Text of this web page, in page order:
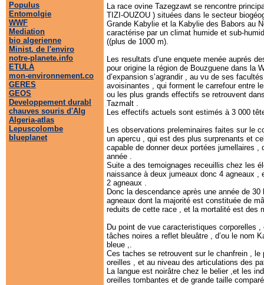
Populus
Entomolgie
WWF
Mediation
bio algerienne
Minist. de l'enviro
notre-planete.info
ETULA
mon-environnement.co
GERES
GEOS
Developpement durabl
chauves souris d'Alg
Algeria-atlas
Lepuscolombe
blueplanet
La race ovine Tazegzawt se rencontre
TIZI-OUZOU ) situées dans le secteur
Grande Kabylie et la Kabylie des Babors au
caractérise par un climat humide et sub-
((plus de 1000 m).
Les resultats d’une enquete menée auprés
pour origine la région de Bouzguene dans la
d’expansion s’agrandir , au vu de ses
avoisinantes , qui forment le carrefour entre
ou les plus grands effectifs se retrouvent
Tazmalt .
Les effectifs actuels sont estimés à 3 000
Les observations preleminaires faites sur le
un apercu , qui est des plus surprenants et
capable de donner deux portées jumellaires ,
année .
Suite a des temoignages receuillis chez les
naissance à deux jumeaux donc 4 agneaux ,
2 agneaux .
Donc la descendance après une année de
agneaux dont la majorité est constituée de
reduits de cette race , et la mortalité est des
Du point de vue caracteristiques corporelles
tâches noires a reflet bleuâtre , d’ou le nom
bleue ,.
Ces taches se retrouvent sur le chanfrein ,
oreilles , et au niveau des articulations des
La langue est noirâtre chez le belier ,et les
oreilles tombantes et de grande taille